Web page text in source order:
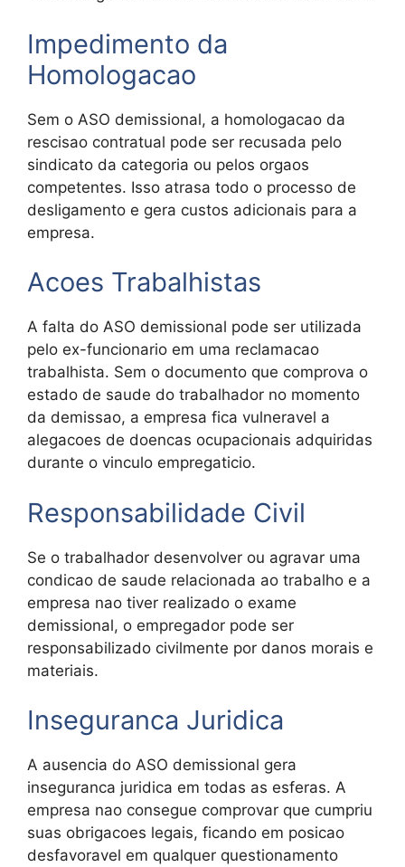
Impedimento da
Homologacao
Sem o ASO demissional, a homologacao da
rescisao contratual pode ser recusada pelo
sindicato da categoria ou pelos orgaos
competentes. Isso atrasa todo o processo de
desligamento e gera custos adicionais para a
empresa.
Acoes Trabalhistas
A falta do ASO demissional pode ser utilizada
pelo ex-funcionario em uma reclamacao
trabalhista. Sem o documento que comprova o
estado de saude do trabalhador no momento
da demissao, a empresa fica vulneravel a
alegacoes de doencas ocupacionais adquiridas
durante o vinculo empregaticio.
Responsabilidade Civil
Se o trabalhador desenvolver ou agravar uma
condicao de saude relacionada ao trabalho e a
empresa nao tiver realizado o exame
demissional, o empregador pode ser
responsabilizado civilmente por danos morais e
materiais.
Inseguranca Juridica
A ausencia do ASO demissional gera
inseguranca juridica em todas as esferas. A
empresa nao consegue comprovar que cumpriu
suas obrigacoes legais, ficando em posicao
desfavoravel em qualquer questionamento